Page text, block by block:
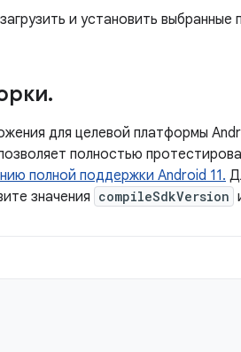
и установить выбранные
.
для целевой платформы
полностью
полной поддержки Android 11.
значения compileSdkVersion